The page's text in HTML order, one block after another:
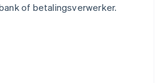
of betalingsverwerker.